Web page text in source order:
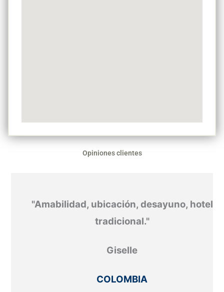
Opiniones clientes
"Amabilidad, ubicación, desayuno, hotel
tradicional."
Giselle
COLOMBIA